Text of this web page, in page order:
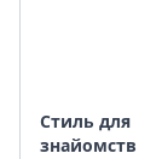
Стиль для
знайомств